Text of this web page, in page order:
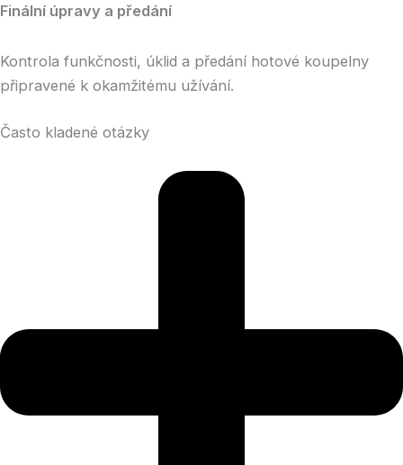
Finální úpravy a předání
Kontrola funkčnosti, úklid a předání hotové koupelny
připravené k okamžitému užívání.
Často kladené otázky